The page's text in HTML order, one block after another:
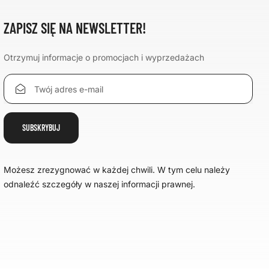
ZAPISZ SIĘ NA NEWSLETTER!
Otrzymuj informacje o promocjach i wyprzedażach
Możesz zrezygnować w każdej chwili. W tym celu należy
odnaleźć szczegóły w naszej informacji prawnej.